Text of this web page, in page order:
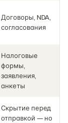
Договоры, NDA,
согласования
Налоговые
формы,
заявления,
анкеты
Скрытие перед
отправкой — но